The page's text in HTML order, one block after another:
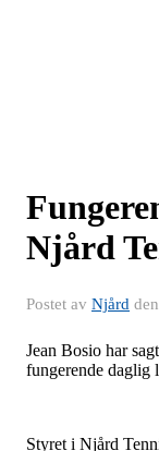
Njård
Postet av Njård den
Jean Bosio har
fungerende daglig
Styret i Njård